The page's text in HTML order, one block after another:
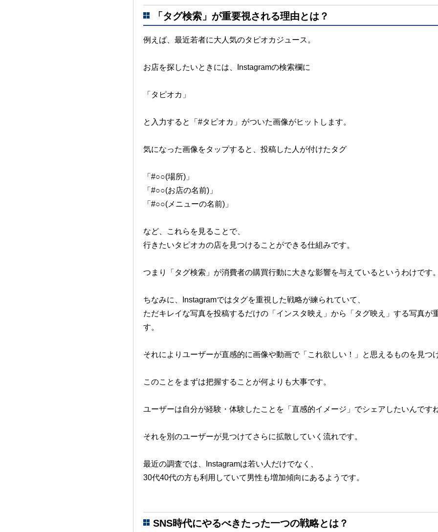
「タグ検索」が重要視される理由とは？
例えば、最近若者に大人気のタピオカジュース。
お店を探したいときには、 Instagramの検索欄に
「タピオカ」
と入力すると 「#タピオカ」がついた画像がヒットします。
気になった画像をタップすると、 投稿した人が付けたタグ
「#○○(場所)」
「#○○(お店の名前)」
「#○○(メニューの名前)」
など、これらを見ることで、
行きたいタピオカの店を 見つけることができる仕組みです。
つまり「タグ検索」が消費者の購買行動に大きな影響を与えているというわけです
ちなみに、Instagramではタグを重視した戦略が練られていて、
ただキレイな写真を投稿するだけの 「インスタ映え」から
「タグ映え」する写真が
す。
それによりユーザーが直感的に画像や動画で「これ欲しい！」と思える ものを見つ
このことをまずは把握することが何よりも大事です。
ユーザーは自分が経験・体験 したことを「直感的イメージ」でシェアしたいんです
それを別のユーザーが見つけて さらに拡散していく流れです。
最近の調査では、
Instagramは若い人だけでなく、
30代40代の方も利用していて男性も増加傾向にあるようです。
SNS時代にやるべきたった一つの戦略とは？